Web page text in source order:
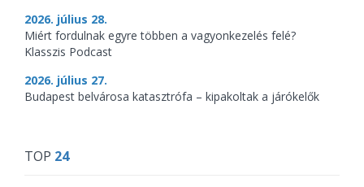
2026. július 28.
Miért fordulnak egyre többen a vagyonkezelés felé?
Klasszis Podcast
2026. július 27.
Budapest belvárosa katasztrófa – kipakoltak a járókelők
TOP 24